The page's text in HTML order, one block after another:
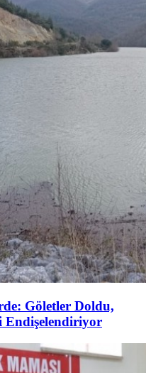
Göletler Doldu,
Endişelendiriyor